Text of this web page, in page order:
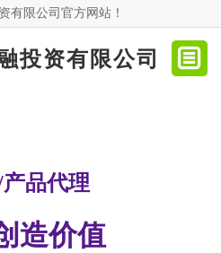
有限公司官方网站！
投资有限公司​​​​
品代理
造价值